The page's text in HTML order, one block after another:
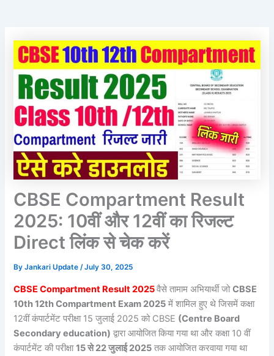
CBSE Compartment Result
2025: 10वीं और 12वीं का रिजल्ट
Direct लिंक से चेक करें
ByJankari Update/July 30, 2025
CBSE Compartment Result 2025वैसे तामाम अभियार्थी जोCBSE
10th 12th Compartment Exam 2025 में शामिल हुए थे जिसमें कक्षा
12वीं कंपार्टमेंट परीक्षा 15 जुलाई 2025 को CBSE (Centre Board
Secondary education) द्वारा आयोजित किया गया था और कक्षा 10 वीं
कंपार्टमेंट की परीक्षा15 से 22 जुलाई 2025 तक आयोजित करवाया गया था